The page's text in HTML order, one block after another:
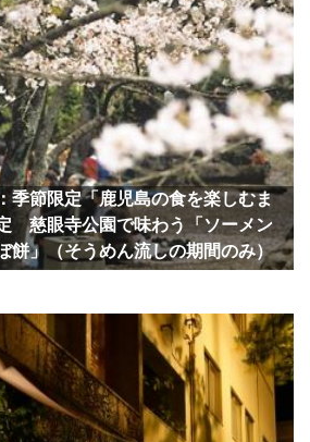
季節限定「鹿児島の食を楽しむま
慈眼寺公園で味わう「ソーメン
餅」（そうめん流しの期間のみ）